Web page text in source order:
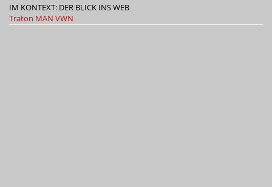
IM KONTEXT: DER BLICK INS WEB
Traton MAN VWN